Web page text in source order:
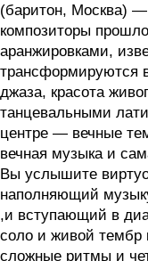
(баритон, Москва)
композиторы
аранжировками,
трансформируются
джаза, красота
танцевальными
центре — вечные
вечная музыка и
Вы услышите
наполняющий
,и вступающий в
соло и живой тембр
сложные ритмы и